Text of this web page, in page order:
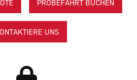
PROBEFAHRT BUCHEN
UNS